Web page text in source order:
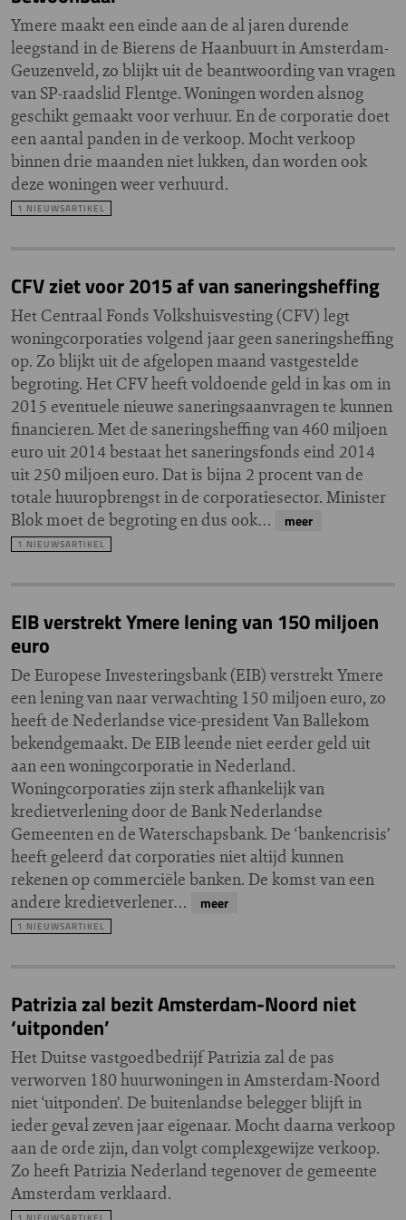
Ymere maakt een einde aan de al jaren durende
leegstand in de Bierens de Haanbuurt in Amsterdam-
Geuzenveld, zo blijkt uit de beantwoording van vragen
van SP-raadslid Flentge. Woningen worden alsnog
geschikt gemaakt voor verhuur. En de corporatie doet
een aantal panden in de verkoop. Mocht verkoop
binnen drie maanden niet lukken, dan worden ook
deze woningen weer verhuurd.
1 NIEUWSARTIKEL
CFV ziet voor 2015 af van saneringsheffing
Het Centraal Fonds Volkshuisvesting (CFV) legt
woningcorporaties volgend jaar geen saneringsheffing
op. Zo blijkt uit de afgelopen maand vastgestelde
begroting. Het CFV heeft voldoende geld in kas om in
2015 eventuele nieuwe saneringsaanvragen te kunnen
financieren. Met de saneringsheffing van 460 miljoen
euro uit 2014 bestaat het saneringsfonds eind 2014
uit 250 miljoen euro. Dat is bijna 2 procent van de
totale huuropbrengst in de corporatiesector. Minister
Blok moet de begroting en dus ook…
meer
1 NIEUWSARTIKEL
EIB verstrekt Ymere lening van 150 miljoen
euro
De Europese Investeringsbank (EIB) verstrekt Ymere
een lening van naar verwachting 150 miljoen euro, zo
heeft de Nederlandse vice-president Van Ballekom
bekendgemaakt. De EIB leende niet eerder geld uit
aan een woningcorporatie in Nederland.
Woningcorporaties zijn sterk afhankelijk van
kredietverlening door de Bank Nederlandse
Gemeenten en de Waterschapsbank. De ‘bankencrisis’
heeft geleerd dat corporaties niet altijd kunnen
rekenen op commerciële banken. De komst van een
andere kredietverlener…
meer
1 NIEUWSARTIKEL
Patrizia zal bezit Amsterdam-Noord niet
‘uitponden’
Het Duitse vastgoedbedrijf Patrizia zal de pas
verworven 180 huurwoningen in Amsterdam-Noord
niet ‘uitponden’. De buitenlandse belegger blijft in
ieder geval zeven jaar eigenaar. Mocht daarna verkoop
aan de orde zijn, dan volgt complexgewijze verkoop.
Zo heeft Patrizia Nederland tegenover de gemeente
Amsterdam verklaard.